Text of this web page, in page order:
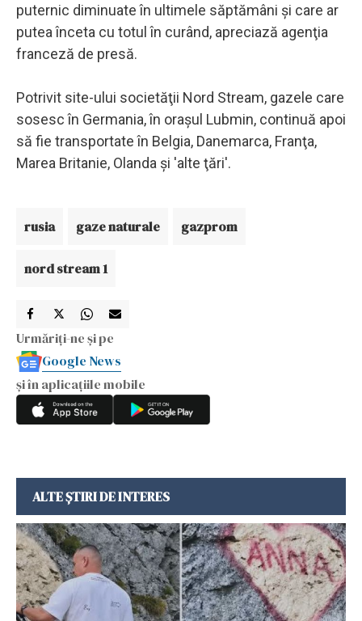
puternic diminuate în ultimele săptămâni şi care ar
putea înceta cu totul în curând, apreciază agenţia
franceză de presă.
Potrivit site-ului societăţii Nord Stream, gazele care
sosesc în Germania, în oraşul Lubmin, continuă apoi
să fie transportate în Belgia, Danemarca, Franţa,
Marea Britanie, Olanda şi 'alte ţări'.
rusia gaze naturale gazprom
nord stream 1
Urmăriți-ne și pe
Google News
și în aplicațiile mobile
ALTE ȘTIRI DE INTERES